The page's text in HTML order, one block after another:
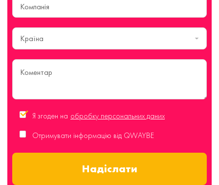
Країна
Я згоден на обробку персональних даних
Отримувати інформацію від QWAYBE
Надіслати